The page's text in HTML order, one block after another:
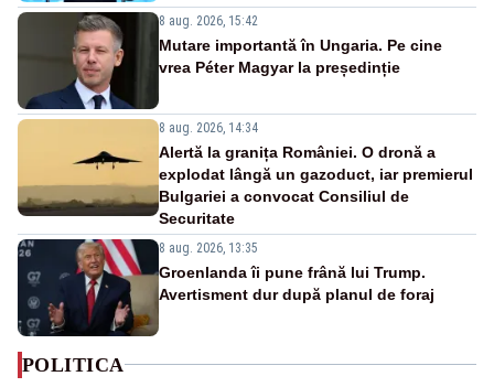
8 aug. 2026, 15:42
Mutare importantă în Ungaria. Pe cine
vrea Péter Magyar la președinție
8 aug. 2026, 14:34
Alertă la granița României. O dronă a
explodat lângă un gazoduct, iar premierul
Bulgariei a convocat Consiliul de
Securitate
8 aug. 2026, 13:35
Groenlanda îi pune frână lui Trump.
Avertisment dur după planul de foraj
POLITICA